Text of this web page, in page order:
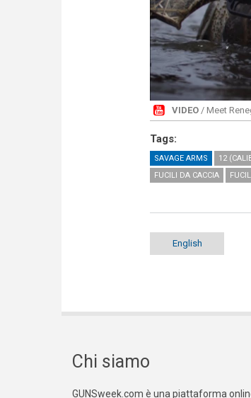
VIDEO / Meet
Tags:
SAVAGE ARMS 12
FUCILI DA CACCIA
English
Chi siamo
GUNSweek.com è una piattaforma